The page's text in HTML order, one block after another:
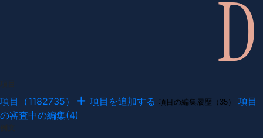
項目（1182735） 項目を追加する 項目の編集履歴（35）
項目
の審査中の編集(4)